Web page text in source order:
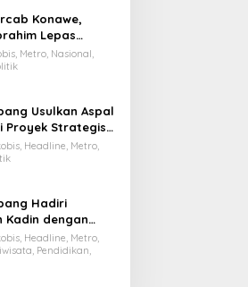
Konawe,
Lepas
XII 2026
Metro, Nasional,
Usulkan Aspal
Proyek Strategis
Headline, Metro,
Hadiri
Kadin dengan
Bawa Misi
Sultra
Headline, Metro,
Pendidikan,